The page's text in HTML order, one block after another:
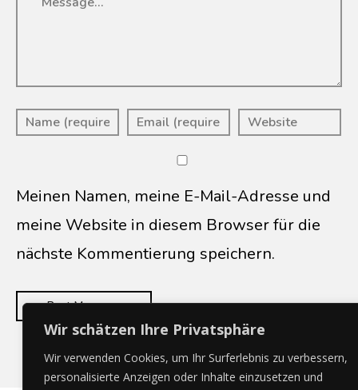
Wir schätzen Ihre Privatsphäre
Wir verwenden Cookies, um Ihr Surferlebnis zu verbessern,
personalisierte Anzeigen oder Inhalte einzusetzen und
Meinen Namen, meine E-Mail-Adresse und
meine Website in diesem Browser für die
nächste Kommentierung speichern.